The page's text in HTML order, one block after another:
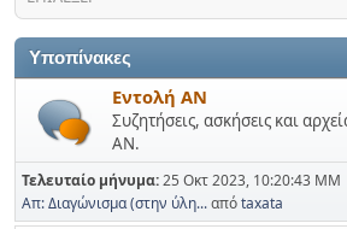
Υποπίνακες
Εντολή ΑΝ
Συζητήσεις, ασκήσεις και
ΑΝ.
Τελευταίο μήνυμα:25 Οκτ 2023, 10:20:43 ΜΜ
Απ: Διαγώνισμα (στην ύλη...απόtaxata